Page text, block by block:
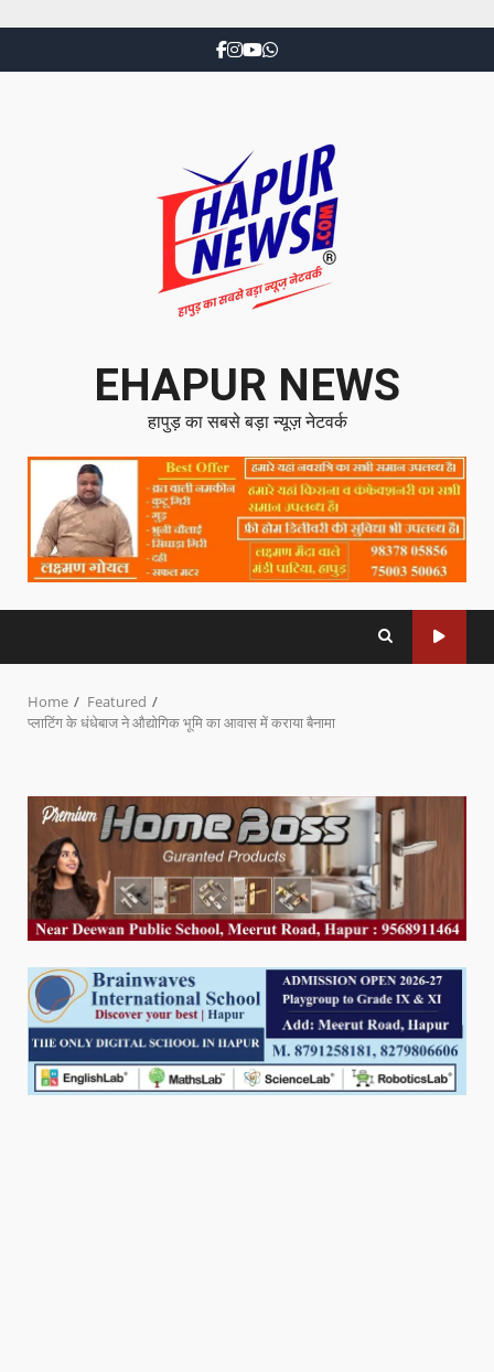
EHAPUR NEWS
हापुड़ का सबसे बड़ा न्यूज़ नेटवर्क
Home
Featured
प्लाटिंग के धंधेबाज ने औद्योगिक भूमि का आवास में कराया बैनामा